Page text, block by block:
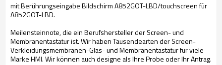
mit Berührungseingabe Bildschirm A852GOT-LBD/touchscreen für
A852GOT-LBD.
Meilensteinnote, die ein Berufshersteller der Screen- und
Membranentastatur ist. Wir haben Tausendearten der Screen-
Verkleidungsmembranen-Glas- und Membranentastatur für viele
Marke HMI. Wir können auch designe als Ihre Probe oder Ihr Antrag.